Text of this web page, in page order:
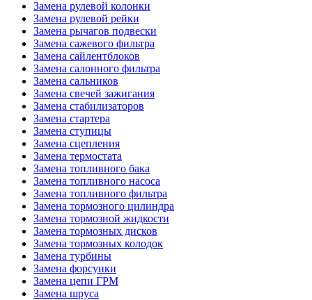
Замена рулевой колонки
Замена рулевой рейки
Замена рычагов подвески
Замена сажевого фильтра
Замена сайлентблоков
Замена салонного фильтра
Замена сальников
Замена свечей зажигания
Замена стабилизаторов
Замена стартера
Замена ступицы
Замена сцепления
Замена термостата
Замена топливного бака
Замена топливного насоса
Замена топливного фильтра
Замена тормозного цилиндра
Замена тормозной жидкости
Замена тормозных дисков
Замена тормозных колодок
Замена турбины
Замена форсунки
Замена цепи ГРМ
Замена шруса